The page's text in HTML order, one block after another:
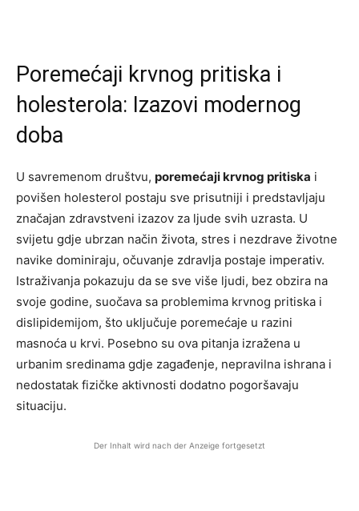
Poremećaji krvnog pritiska i
holesterola: Izazovi modernog
doba
U savremenom društvu, poremećaji krvnog pritiska i
povišen holesterol postaju sve prisutniji i predstavljaju
značajan zdravstveni izazov za ljude svih uzrasta. U
svijetu gdje ubrzan način života, stres i nezdrave životne
navike dominiraju, očuvanje zdravlja postaje imperativ.
Istraživanja pokazuju da se sve više ljudi, bez obzira na
svoje godine, suočava sa problemima krvnog pritiska i
dislipidemijom, što uključuje poremećaje u razini
masnoća u krvi. Posebno su ova pitanja izražena u
urbanim sredinama gdje zagađenje, nepravilna ishrana i
nedostatak fizičke aktivnosti dodatno pogoršavaju
situaciju.
Der Inhalt wird nach der Anzeige fortgesetzt